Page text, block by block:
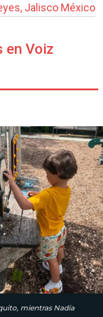
Jalisco México
en Voiz
mientras Nadia